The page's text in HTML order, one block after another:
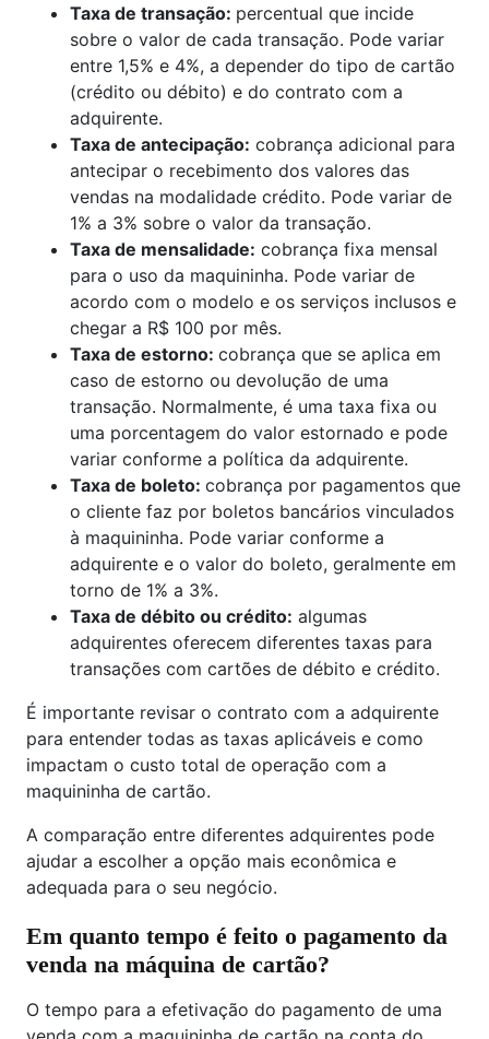
Taxa de transação: percentual que incide
sobre o valor de cada transação. Pode variar
entre 1,5% e 4%, a depender do tipo de cartão
(crédito ou débito) e do contrato com a
adquirente.
Taxa de antecipação: cobrança adicional para
antecipar o recebimento dos valores das
vendas na modalidade crédito. Pode variar de
1% a 3% sobre o valor da transação.
Taxa de mensalidade: cobrança fixa mensal
para o uso da maquininha. Pode variar de
acordo com o modelo e os serviços inclusos e
chegar a R$ 100 por mês.
Taxa de estorno: cobrança que se aplica em
caso de estorno ou devolução de uma
transação. Normalmente, é uma taxa fixa ou
uma porcentagem do valor estornado e pode
variar conforme a política da adquirente.
Taxa de boleto: cobrança por pagamentos que
o cliente faz por boletos bancários vinculados
à maquininha. Pode variar conforme a
adquirente e o valor do boleto, geralmente em
torno de 1% a 3%.
Taxa de débito ou crédito: algumas
adquirentes oferecem diferentes taxas para
transações com cartões de débito e crédito.
É importante revisar o contrato com a adquirente
para entender todas as taxas aplicáveis e como
impactam o custo total de operação com a
maquininha de cartão.
A comparação entre diferentes adquirentes pode
ajudar a escolher a opção mais econômica e
adequada para o seu negócio.
Em quanto tempo é feito o pagamento da
venda na máquina de cartão?
O tempo para a efetivação do pagamento de uma